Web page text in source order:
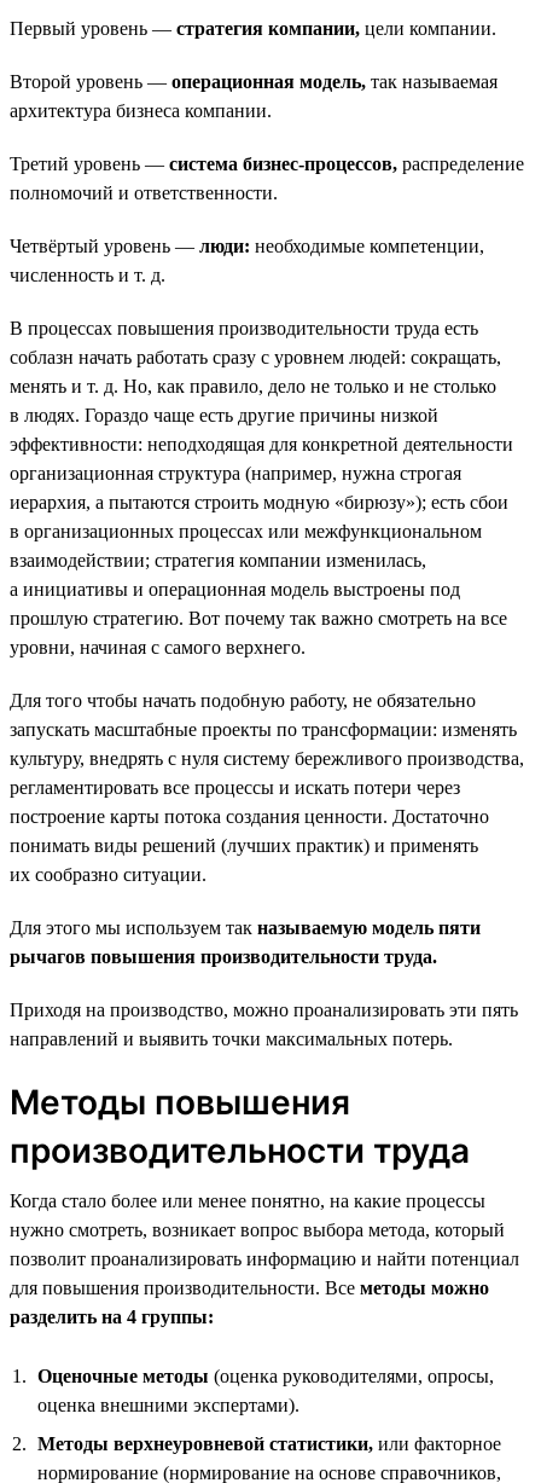
Первый уровень — стратегия компании, цели компании.
Второй уровень — операционная модель, так называемая
архитектура бизнеса компании.
Третий уровень — система бизнес-процессов, распределение
полномочий и ответственности.
Четвёртый уровень — люди: необходимые компетенции,
численность и т. д.
В процессах повышения производительности труда есть
соблазн начать работать сразу с уровнем людей: сокращать,
менять и т. д. Но, как правило, дело не только и не столько
в людях. Гораздо чаще есть другие причины низкой
эффективности: неподходящая для конкретной деятельности
организационная структура (например, нужна строгая
иерархия, а пытаются строить модную «бирюзу»); есть сбои
в организационных процессах или межфункциональном
взаимодействии; стратегия компании изменилась,
а инициативы и операционная модель выстроены под
прошлую стратегию. Вот почему так важно смотреть на все
уровни, начиная с самого верхнего.
Для того чтобы начать подобную работу, не обязательно
запускать масштабные проекты по трансформации: изменять
культуру, внедрять с нуля систему бережливого производства,
регламентировать все процессы и искать потери через
построение карты потока создания ценности. Достаточно
понимать виды решений (лучших практик) и применять
их сообразно ситуации.
Для этого мы используем так называемую модель пяти
рычагов повышения производительности труда.
Приходя на производство, можно проанализировать эти пять
направлений и выявить точки максимальных потерь.
Методы повышения
производительности труда
Когда стало более или менее понятно, на какие процессы
нужно смотреть, возникает вопрос выбора метода, который
позволит проанализировать информацию и найти потенциал
для повышения производительности. Все методы можно
разделить на 4 группы:
Оценочные методы (оценка руководителями, опросы,
оценка внешними экспертами).
Методы верхнеуровневой статистики, или факторное
нормирование (нормирование на основе справочников,